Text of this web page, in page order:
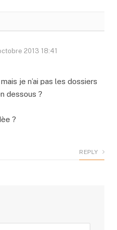
2013 18:41
mais je n’ai pas les dossiers
dessous ?
?
REPLY